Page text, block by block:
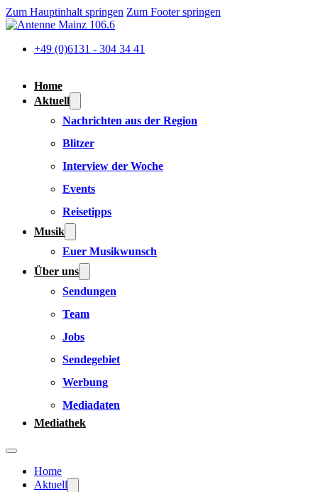
Zum Hauptinhalt springen Zum Footer springen
+49 (0)6131 - 304 34 41
Home
Aktuell
Nachrichten aus der Region
Blitzer
Interview der Woche
Events
Reisetipps
Musik
Euer Musikwunsch
Über uns
Sendungen
Team
Jobs
Sendegebiet
Werbung
Mediadaten
Mediathek
Home
Aktuell